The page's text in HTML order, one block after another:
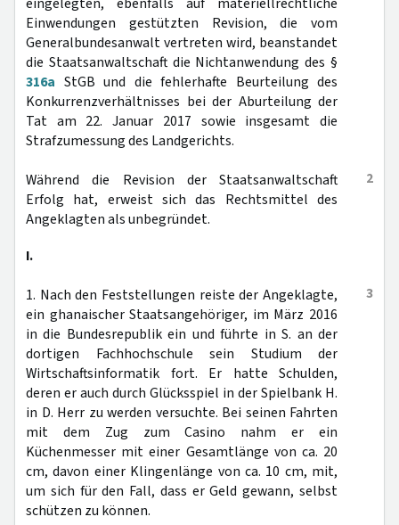
Einwendungen gestützten Revision, die vom
Generalbundesanwalt vertreten wird, beanstandet
die Staatsanwaltschaft die Nichtanwendung des §
316a StGB und die fehlerhafte Beurteilung des
Konkurrenzverhältnisses bei der Aburteilung der
Tat am 22. Januar 2017 sowie insgesamt die
Strafzumessung des Landgerichts.
2
Während die Revision der Staatsanwaltschaft
Erfolg hat, erweist sich das Rechtsmittel des
Angeklagten als unbegründet.
I.
3
1. Nach den Feststellungen reiste der Angeklagte,
ein ghanaischer Staatsangehöriger, im März 2016
in die Bundesrepublik ein und führte in S. an der
dortigen Fachhochschule sein Studium der
Wirtschaftsinformatik fort. Er hatte Schulden,
deren er auch durch Glücksspiel in der Spielbank H.
in D. Herr zu werden versuchte. Bei seinen Fahrten
mit dem Zug zum Casino nahm er ein
Küchenmesser mit einer Gesamtlänge von ca. 20
cm, davon einer Klingenlänge von ca. 10 cm, mit,
um sich für den Fall, dass er Geld gewann, selbst
schützen zu können.